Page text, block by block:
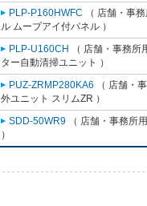
PLP-P160HWFC （ 店舗・事
ル ムーブアイ付パネル ）
PLP-U160CH
（ 店舗・事務所
ター自動清掃ユニット ）
PUZ-ZRMP280KA6 （ 店舗・
外ユニット スリムZR ）
SDD-50WR9 （ 店舗・事務所
）